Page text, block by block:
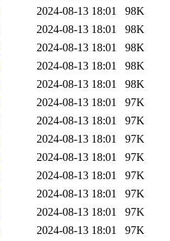
2024-08-13 18:01
98K
2024-08-13 18:01
98K
2024-08-13 18:01
98K
2024-08-13 18:01
98K
2024-08-13 18:01
98K
2024-08-13 18:01
97K
2024-08-13 18:01
97K
2024-08-13 18:01
97K
2024-08-13 18:01
97K
2024-08-13 18:01
97K
2024-08-13 18:01
97K
2024-08-13 18:01
97K
2024-08-13 18:01
97K